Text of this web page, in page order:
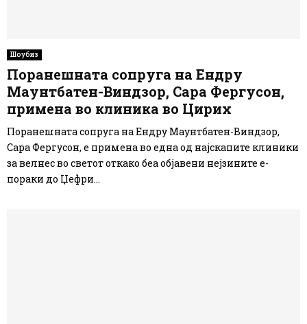
Шоубиз
Поранешната сопруга на Ендру
Маунтбатен-Виндзор, Сара Фергусон,
примена во клиника во Цирих
Поранешната сопруга на Ендру Маунтбатен-Виндзор,
Сара Фергусон, е примена во една од најскапите клиники
за велнес во светот откако беа објавени нејзините е-
пораки до Џефри...